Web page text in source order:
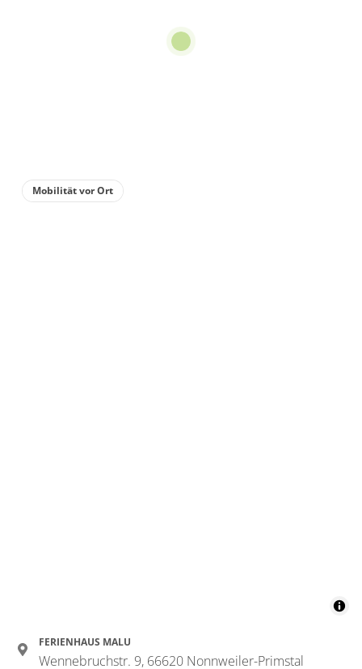
pro Einheit/Nacht
Mobilität vor Ort
FERIENHAUS MALU
Wennebruchstr. 9, 66620 Nonnweiler-Primstal